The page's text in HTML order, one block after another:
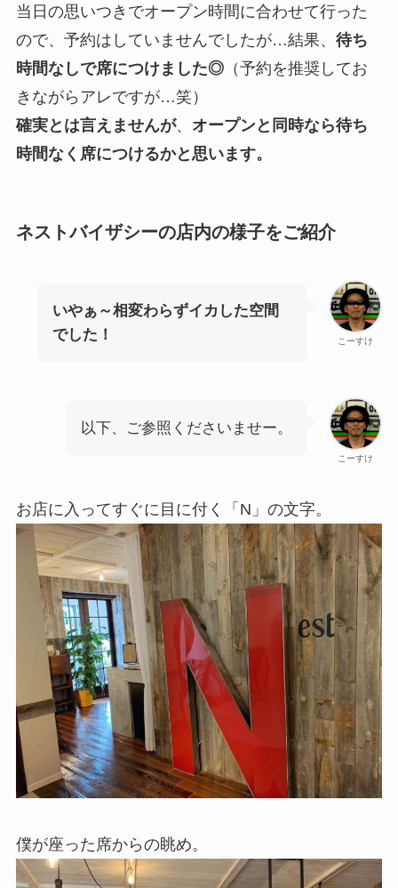
当日の思いつきでオープン時間に合わせて行った
ので、予約はしていませんでしたが…結果、 待ち
時間なしで席につけました◎（予約を推奨してお
きながらアレですが…笑）
確実とは言えませんが、 オープンと同時なら待ち
時間なく席につけるかと思います。
ネストバイザシーの店内の様子をご紹介
こーすけ
いやぁ～相変わらずイカした空間
でした！
こーすけ
以下、ご参照くださいませー。
お店に入ってすぐに目に付く「N」の文字。
僕が座った席からの眺め。